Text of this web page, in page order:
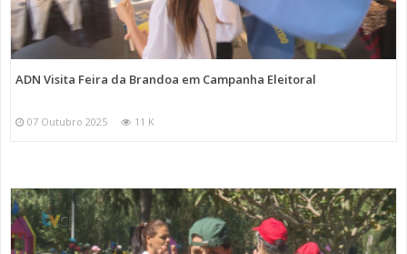
ADN Visita Feira da Brandoa em Campanha Eleitoral
07 Outubro 2025 11 K